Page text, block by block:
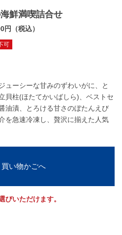
鮮満喫詰合せ
円（税込）
可
ューシーな甘みのずわいがに、と
貝柱(ほたてかいばしら)、ベストセ
油漬、とろける甘さのぼたんえび
を急速冷凍し、贅沢に揃えた人気
買い物かごへ
いただけます。